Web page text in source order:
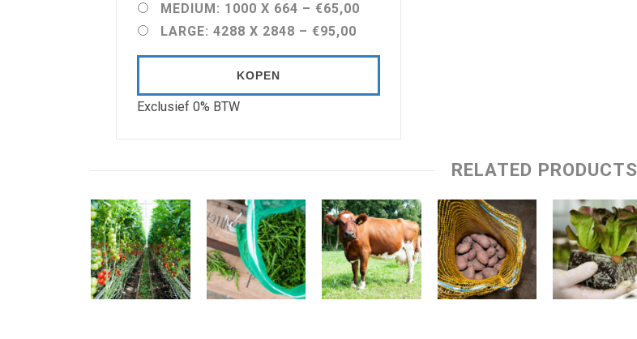
MEDIUM: 1000 X 664 – €65,00
LARGE: 4288 X 2848 – €95,00
KOPEN
Exclusief 0% BTW
RELATED PRODUCTS